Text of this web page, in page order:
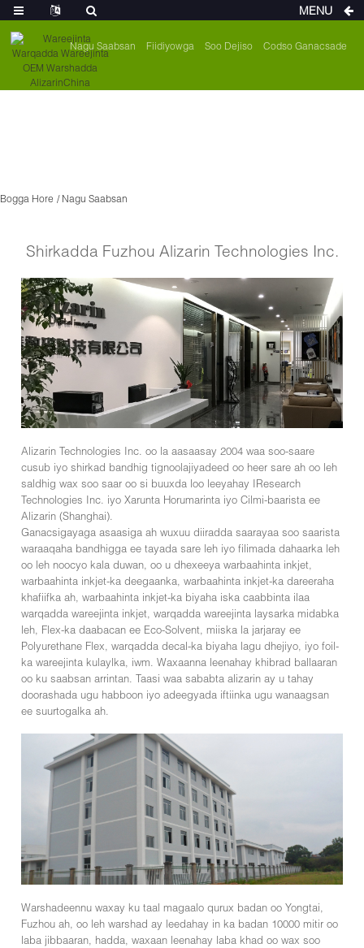
Nagu Saabsan Fiidiyowga Soo Dejiso Codso Ganacsade
Bogga Hore Nagu Saabsan
Shirkadda Fuzhou Alizarin Technologies Inc.
Alizarin Technologies Inc. oo la aasaasay 2004 waa soo-saare
cusub iyo shirkad bandhig tignoolajiyadeed oo heer sare ah oo leh
saldhig wax soo saar oo si buuxda loo leeyahay IResearch
Technologies Inc. iyo Xarunta Horumarinta iyo Cilmi-baarista ee
Alizarin (Shanghai).
Ganacsigayaga asaasiga ah wuxuu diiradda saarayaa soo saarista
waraaqaha bandhigga ee tayada sare leh iyo filimada dahaarka leh
oo leh noocyo kala duwan, oo u dhexeeya warbaahinta inkjet,
warbaahinta inkjet-ka deegaanka, warbaahinta inkjet-ka dareeraha
khafiifka ah, warbaahinta inkjet-ka biyaha iska caabbinta ilaa
warqadda wareejinta inkjet, warqadda wareejinta laysarka midabka
leh, Flex-ka daabacan ee Eco-Solvent, miiska la jarjaray ee
Polyurethane Flex, warqadda decal-ka biyaha lagu dhejiyo, iyo foil-
ka wareejinta kulaylka, iwm. Waxaanna leenahay khibrad ballaaran
oo ku saabsan arrintan. Taasi waa sababta alizarin ay u tahay
doorashada ugu habboon iyo adeegyada iftiinka ugu wanaagsan
ee suurtogalka ah.
Warshadeennu waxay ku taal magaalo qurux badan oo Yongtai,
Fuzhou ah, oo leh warshad ay leedahay in ka badan 10000 mitir oo
laba jibbaaran, hadda, waxaan leenahay laba khad oo wax soo
MENU